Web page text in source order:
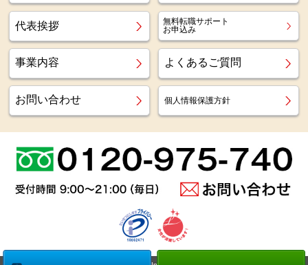
代表挨拶
無料転職サポート
お申込み
事業内容 よくあるご質問
お問い合わせ 個人情報保護方針